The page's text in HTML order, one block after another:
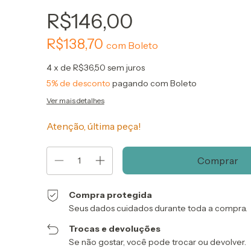
R$146,00
R$138,70 com Boleto
4x de R$36,50 sem juros
5% de desconto pagando com Boleto
Ver mais detalhes
Atenção, última peça!
Compra protegida
Seus dados cuidados durante toda a compra.
Trocas e devoluções
Se não gostar, você pode trocar ou devolver.